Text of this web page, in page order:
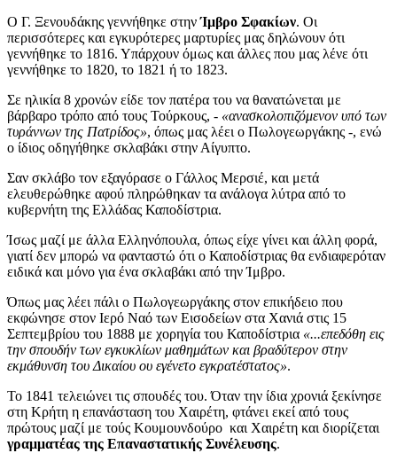
Ο Γ. Ξενουδάκης γεννήθηκε στηνΊμβρο Σφακίων. Οι
περισσότερες και εγκυρότερες μαρτυρίες μας δηλώνουν ότι
γεννήθηκε το 1816. Υπάρχουν όμως και άλλες που μας λένε ότι
γεννήθηκε το 1820, το 1821 ή το 1823.
Σε ηλικία 8 χρονών είδε τον πατέρα του να θανατώνεται με
βάρβαρο τρόπο από τους Τούρκους, - «ανασκολοπιζόμενον υπό των
τυράννων της Πατρίδος», όπως μας λέει ο Πωλογεωργάκης -, ενώ
ο ίδιος οδηγήθηκε σκλαβάκι στην Αίγυπτο.
Σαν σκλάβο τον εξαγόρασε ο Γάλλος Μερσιέ, και μετά
ελευθερώθηκε αφού πληρώθηκαν τα ανάλογα λύτρα από το
κυβερνήτη της Ελλάδας Καποδίστρια.
Ίσως μαζί με άλλα Ελληνόπουλα, όπως είχε γίνει και άλλη φορά,
γιατί δεν μπορώ να φανταστώ ότι ο Καποδίστριας θα ενδιαφερόταν
ειδικά και μόνο για ένα σκλαβάκι από την Ίμβρο.
Όπως μας λέει πάλι ο Πωλογεωργάκης στον επικήδειο που
εκφώνησε στον Ιερό Ναό των Εισοδείων στα Χανιά στις 15
Σεπτεμβρίου του 1888 με χορηγία του Καποδίστρια «...επεδόθη εις
την σπουδήν των εγκυκλίων μαθημάτων και βραδύτερον στην
εκμάθυνση του Δικαίου ου εγένετο εγκρατέστατος».
Το 1841 τελειώνει τις σπουδές του. Όταν την ίδια χρονιά ξεκίνησε
στη Κρήτη η επανάσταση του Χαιρέτη, φτάνει εκεί από τους
πρώτους μαζί με τούς Κουμουνδούρο και Χαιρέτη και διορίζεται
γραμματέας της Επαναστατικής Συνέλευσης.